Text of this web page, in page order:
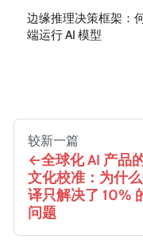
边缘推理决策框架：
端运行 AI 模型
较新一篇
全球化 AI 产品
文化校准：为什
译只解决了 10%
问题